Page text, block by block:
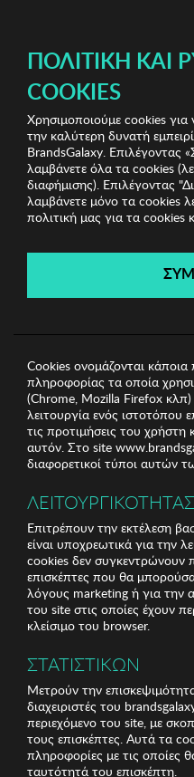
Kenneth Cole Watches
Ρολόι REACTION
Kenneth Cole
Λήγει σε: 00ημέρες | 00
ΠΟΛΙΤΙΚΉ ΚΑΙ
COOKIES
Χρησιμοποιούμε cookies
την καλύτερη δυνατή
BrandsGalaxy. Επιλέγοντας
λαμβάνετε όλα τα cookies
διαφήμισης). Επιλέγοντας
λαμβάνετε μόνο τα cookies
πολιτική μας για τα cookies
Cookies ονομάζονται κάποια
πληροφορίας τα οποία
(Chrome, Mozilla Firefox
λειτουργία ενός ιστοτόπου
τις προτιμήσεις του
αυτόν. Στο site
διαφορετικοί τύποι αυτών
ΛΕΙΤΟΥΡΓΙΚΟΤΗΤΑΣ
Επιτρέπουν την εκτέλεση
είναι υποχρεωτικά για την
cookies δεν συγκεντρώνουν
επισκέπτες που θα
λόγους marketing ή για την
του site στις οποίες έχουν
κλείσιμο του browser.
ΣΤΑΤΙΣΤΙΚΩΝ
Μετρούν την
διαχειριστές του
περιεχόμενο του site, με
τους επισκέπτες. Αυτά τα
πληροφορίες με τις οποίες
ταυτότητά του επισκέπτη.